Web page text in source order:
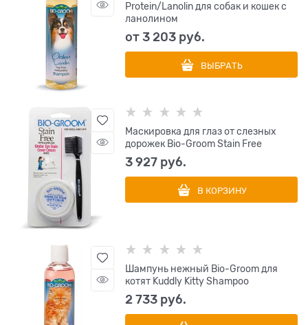
Protein/Lanolin для собак и кошек с
ланолином
от3 203 руб.
ВЫБРАТЬ
Маскировка для глаз от слезных
дорожек Bio-Groom Stain Free
3 927 руб.
В КОРЗИНУ
Шампунь нежный Bio-Groom для
котят Kuddly Kitty Shampoo
2 733 руб.